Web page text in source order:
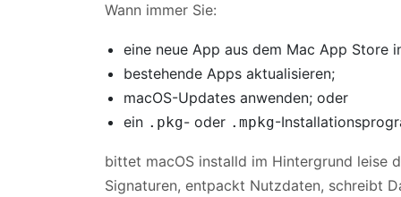
Wann immer Sie:
eine neue App aus dem Mac App Store
bestehende Apps aktualisieren;
macOS-Updates anwenden; oder
ein .pkg- oder .mpkg-
bittet macOS installd im Hintergrund leise
Signaturen, entpackt Nutzdaten, schreibt